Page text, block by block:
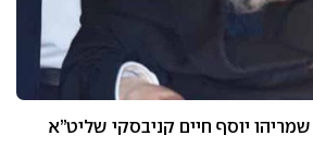
שמריהו יוסף חיים קניבסקי שליט”א